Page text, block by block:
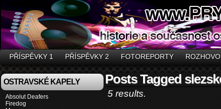
PŘÍSPĚVKY 1 PŘÍSPĚVKY 2 FOTOREPORTY
OSTRAVSKÉ KAPELY
Absolut Deafers
Firedog
Posts Tagged
5 results.